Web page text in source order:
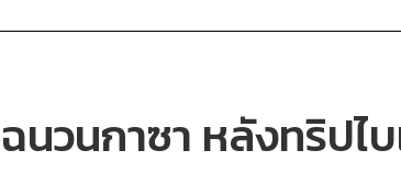
วนกาซา หลังทริปไบ